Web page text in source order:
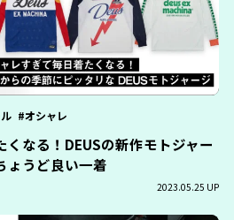
オシャレ
なる！DEUSの新作モトジャー
ょうど良い一着
2023.05.25 UP